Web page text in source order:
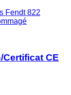
Fendt 822
Certificat CE